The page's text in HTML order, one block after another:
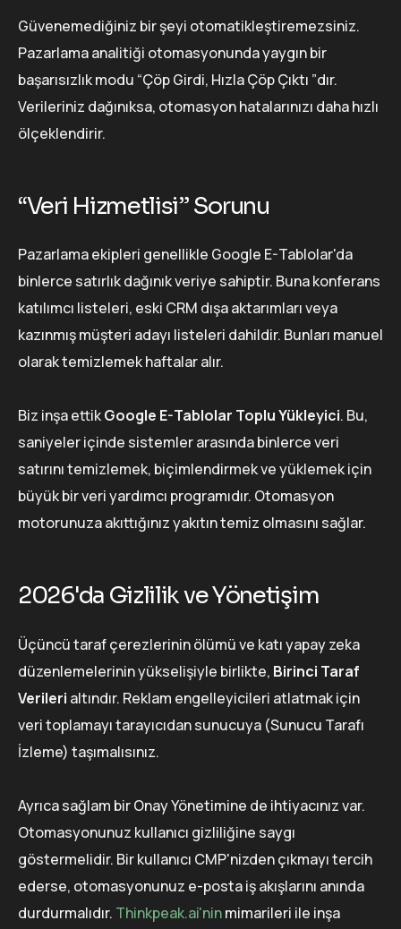
Güvenemediğiniz bir şeyi otomatikleştiremezsiniz.
Pazarlama analitiği otomasyonunda yaygın bir
başarısızlık modu “Çöp Girdi, Hızla Çöp Çıktı ”dır.
Verileriniz dağınıksa, otomasyon hatalarınızı daha hızlı
ölçeklendirir.
“Veri Hizmetlisi” Sorunu
Pazarlama ekipleri genellikle Google E-Tablolar'da
binlerce satırlık dağınık veriye sahiptir. Buna konferans
katılımcı listeleri, eski CRM dışa aktarımları veya
kazınmış müşteri adayı listeleri dahildir. Bunları manuel
olarak temizlemek haftalar alır.
Biz inşa ettikGoogle E-Tablolar Toplu Yükleyici. Bu,
saniyeler içinde sistemler arasında binlerce veri
satırını temizlemek, biçimlendirmek ve yüklemek için
büyük bir veri yardımcı programıdır. Otomasyon
motorunuza akıttığınız yakıtın temiz olmasını sağlar.
2026'da Gizlilik ve Yönetişim
Üçüncü taraf çerezlerinin ölümü ve katı yapay zeka
düzenlemelerinin yükselişiyle birlikte, Birinci Taraf
Verileri altındır. Reklam engelleyicileri atlatmak için
veri toplamayı tarayıcıdan sunucuya (Sunucu Tarafı
İzleme) taşımalısınız.
Ayrıca sağlam bir Onay Yönetimine de ihtiyacınız var.
Otomasyonunuz kullanıcı gizliliğine saygı
göstermelidir. Bir kullanıcı CMP'nizden çıkmayı tercih
ederse, otomasyonunuz e-posta iş akışlarını anında
durdurmalıdır. Thinkpeak.ai'ninmimarileri ile inşa